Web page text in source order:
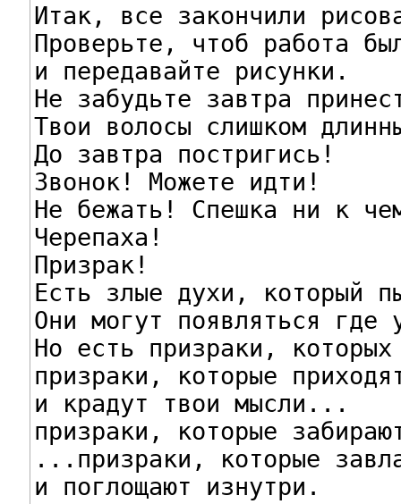
Итак, все закончили
Проверьте, чтоб работа
и передавайте рисунки.
Не забудьте завтра
Твои волосы слишком
До завтра постригись!
Звонок! Можете идти!
Не бежать! Спешка ни к
Черепаха!
Призрак!
Есть злые духи, который
Они могут появляться где
Но есть призраки,
призраки, которые
и крадут твои мысли...
призраки, которые
...призраки, которые
и поглощают изнутри.